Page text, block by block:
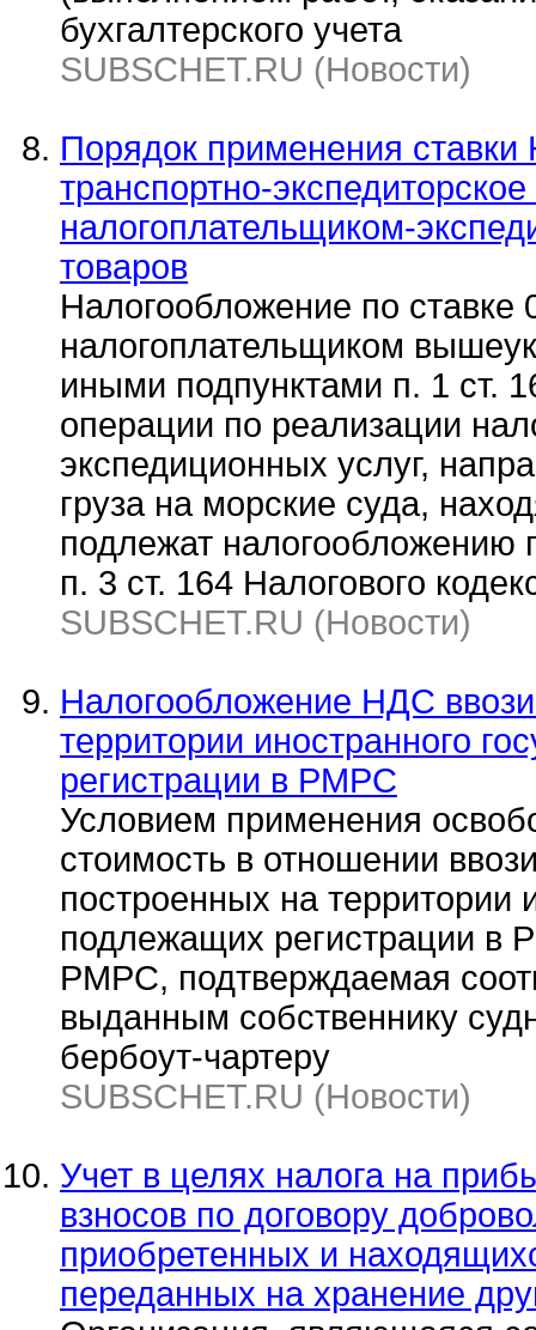
бухгалтерского учета
SUBSCHET.RU (Новости)
Порядок применения
транспортно-
налогоплательщиком-
товаров
Налогообложение по
налогоплательщиком
иными подпунктами п. 1 ст.
операции по реализации
экспедиционных услуг,
груза на морские суда,
подлежат налогообложению
п. 3 ст. 164 Налогового
SUBSCHET.RU (Новости)
Налогообложение НДС
территории иностранного
регистрации в РМРС
Условием применения
стоимость в отношении
построенных на территории
подлежащих регистрации в
РМРС, подтверждаемая
выданным собственнику
бербоут-чартеру
SUBSCHET.RU (Новости)
Учет в целях налога на
взносов по договору
приобретенных и
переданных на хранение